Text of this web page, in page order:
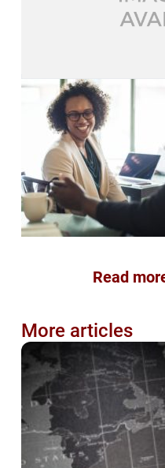
Read
More articles